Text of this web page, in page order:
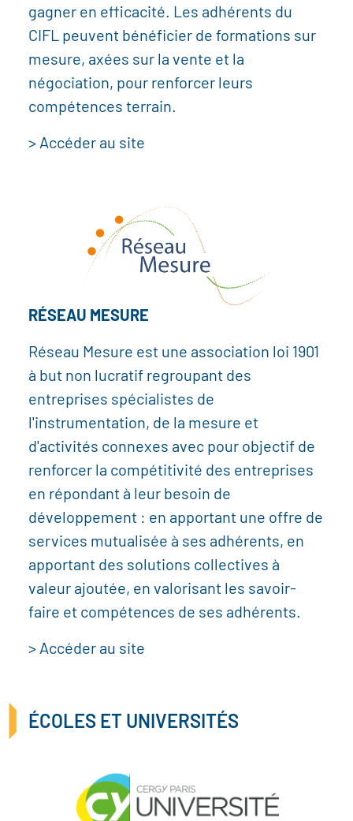
gagner en efficacité. Les adhérents du
CIFL peuvent bénéficier de formations sur
mesure, axées sur la vente et la
négociation, pour renforcer leurs
compétences terrain.
> Accéder au site
RÉSEAU MESURE
Réseau Mesure est une association loi 1901
à but non lucratif regroupant des
entreprises spécialistes de
l'instrumentation, de la mesure et
d'activités connexes avec pour objectif de
renforcer la compétitivité des entreprises
en répondant à leur besoin de
développement : en apportant une offre de
services mutualisée à ses adhérents, en
apportant des solutions collectives à
valeur ajoutée, en valorisant les savoir-
faire et compétences de ses adhérents.
> Accéder au site
ÉCOLES ET UNIVERSITÉS